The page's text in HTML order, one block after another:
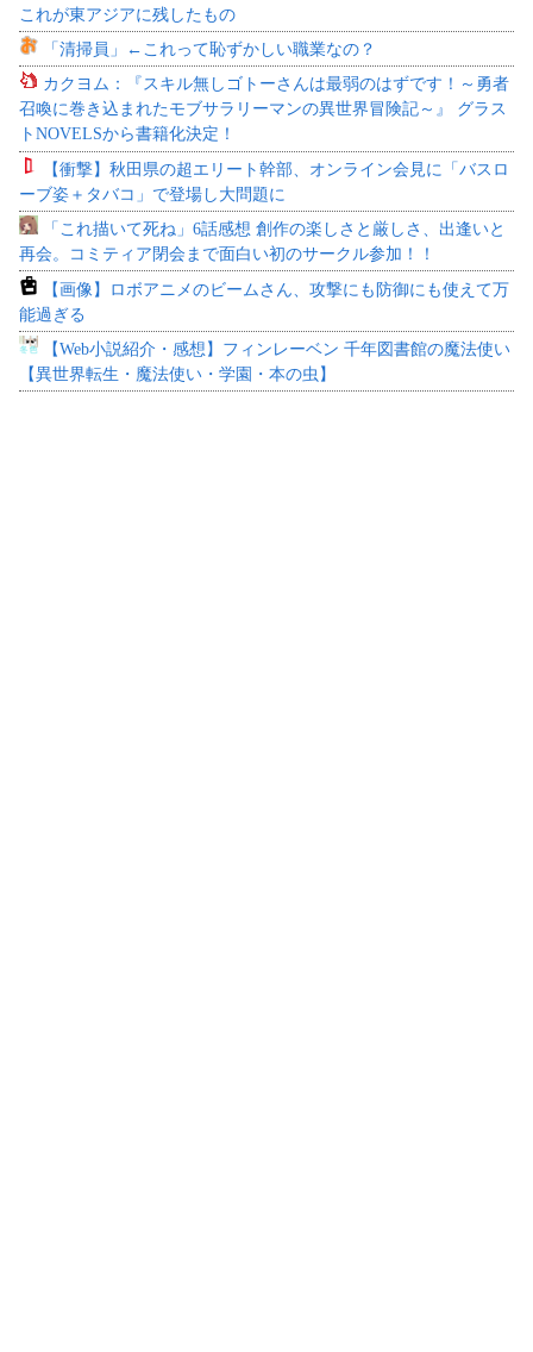
これが東アジアに残したもの
「清掃員」←これって恥ずかしい職業なの？
カクヨム：『スキル無しゴトーさんは最弱のはずです！～勇者
召喚に巻き込まれたモブサラリーマンの異世界冒険記～』 グラス
トNOVELSから書籍化決定！
【衝撃】秋田県の超エリート幹部、オンライン会見に「バスロ
ーブ姿＋タバコ」で登場し大問題に
「これ描いて死ね」6話感想 創作の楽しさと厳しさ、出逢いと
再会。コミティア閉会まで面白い初のサークル参加！！
【画像】ロボアニメのビームさん、攻撃にも防御にも使えて万
能過ぎる
【Web小説紹介・感想】フィンレーベン 千年図書館の魔法使い
【異世界転生・魔法使い・学園・本の虫】